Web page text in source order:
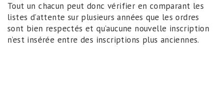
Tout un chacun peut donc vérifier en comparant les
listes d’attente sur plusieurs années que les ordres
sont bien respectés et qu’aucune nouvelle inscription
n’est insérée entre des inscriptions plus anciennes.